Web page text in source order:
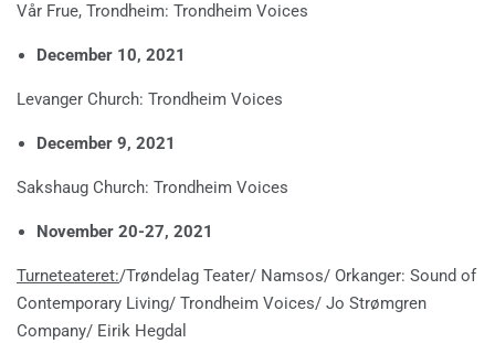
Vår Frue, Trondheim: Trondheim Voices
December 10, 2021
Levanger Church: Trondheim Voices
December 9, 2021
Sakshaug Church: Trondheim Voices
November 20-27, 2021
Turneteateret:/Trøndelag Teater/ Namsos/ Orkanger: Sound of
Contemporary Living/ Trondheim Voices/ Jo Strømgren
Company/ Eirik Hegdal